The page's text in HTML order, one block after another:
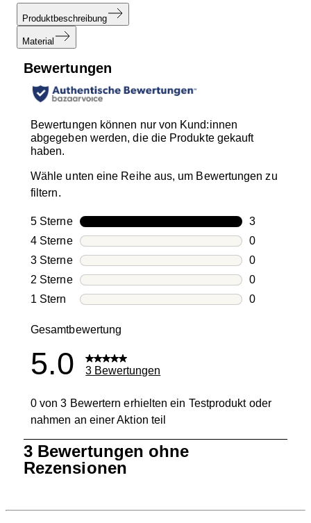
Produktbeschreibung
Material
Bewertungen
Bewertungen können nur von Kund:innen
abgegeben werden, die die Produkte gekauft
haben.
Wähle unten eine Reihe aus, um Bewertungen zu
filtern.
5 SterneSterne
3
3
4 SterneSterne
0
0
3 SterneSterne
0
0
2 SterneSterne
0
0
1 Stern Sterne
0
Gesamtbewertung
5.0 3 Bewertungen
0 von 3 Bewertern erhielten ein Testprodukt oder
nahmen an einer Aktion teil
bis
3
3 Bewertungen ohne
Rezensionen